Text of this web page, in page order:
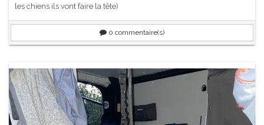
les chiens ils vont faire la tête)
0 commentaire(s)